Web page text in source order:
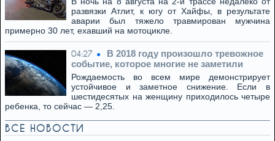
развязки Атлит, к югу от Хайфы, в результате
аварии был тяжело травмирован мужчина
примерно 30 лет, ехавший на мотоцикле.
04:27
В 2018 году произошло тревожное
событие, которое многие не заметили
Рождаемость во всем мире демонстрирует
устойчивое и заметное снижение. Если в
шестидесятых на женщину приходилось четыре
ребенка, то сейчас — 2,25.
ВСЕ НОВОСТИ